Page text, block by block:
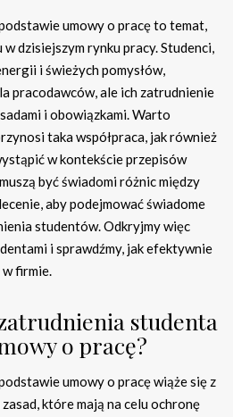
umowy o pracę to temat,
dzisiejszym rynku pracy. Studenci,
i świeżych pomysłów,
pracodawców, ale ich zatrudnienie
i obowiązkami. Warto
taka współpraca, jak również
w kontekście przepisów
być świadomi różnic między
aby podejmować świadome
studentów. Odkryjmy więc
i sprawdźmy, jak efektywnie
firmie.
studenta
o pracę?
umowy o pracę wiąże się z
które mają na celu ochronę